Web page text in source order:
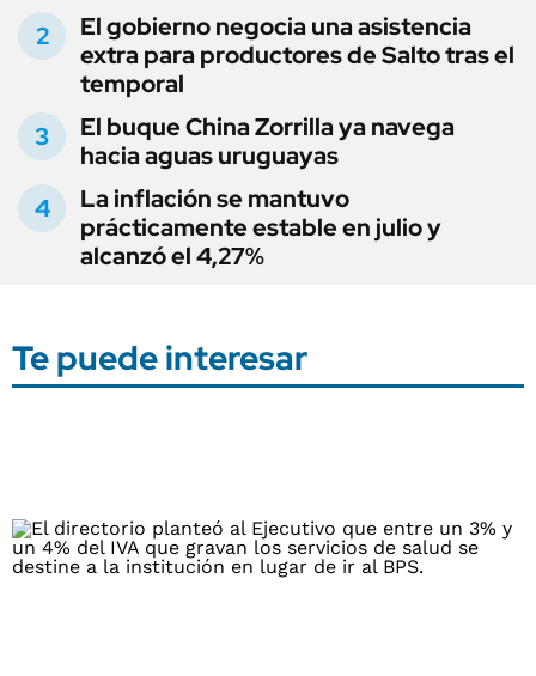
El gobierno negocia una asistencia
extra para productores de Salto tras el
temporal
El buque China Zorrilla ya navega
hacia aguas uruguayas
La inflación se mantuvo
prácticamente estable en julio y
alcanzó el 4,27%
Te puede interesar